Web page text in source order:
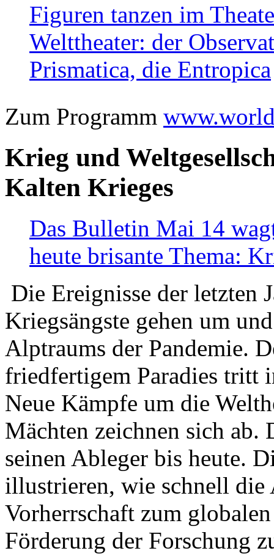
Figuren tanzen im
Welttheater: der
Prismatica, die Entropica
Zum Programm
Krieg und
Kalten Krieges
Das Bulletin Mai 14
heute brisante Thema:
Die Ereignisse der letzten
Kriegsängste gehen um
Alptraums der Pandemie.
friedfertigem Paradies tritt
Neue Kämpfe um die
Mächten zeichnen sich
seinen Ableger bis heute.
illustrieren, wie schnell die
Vorherrschaft zum
Förderung der Forschung